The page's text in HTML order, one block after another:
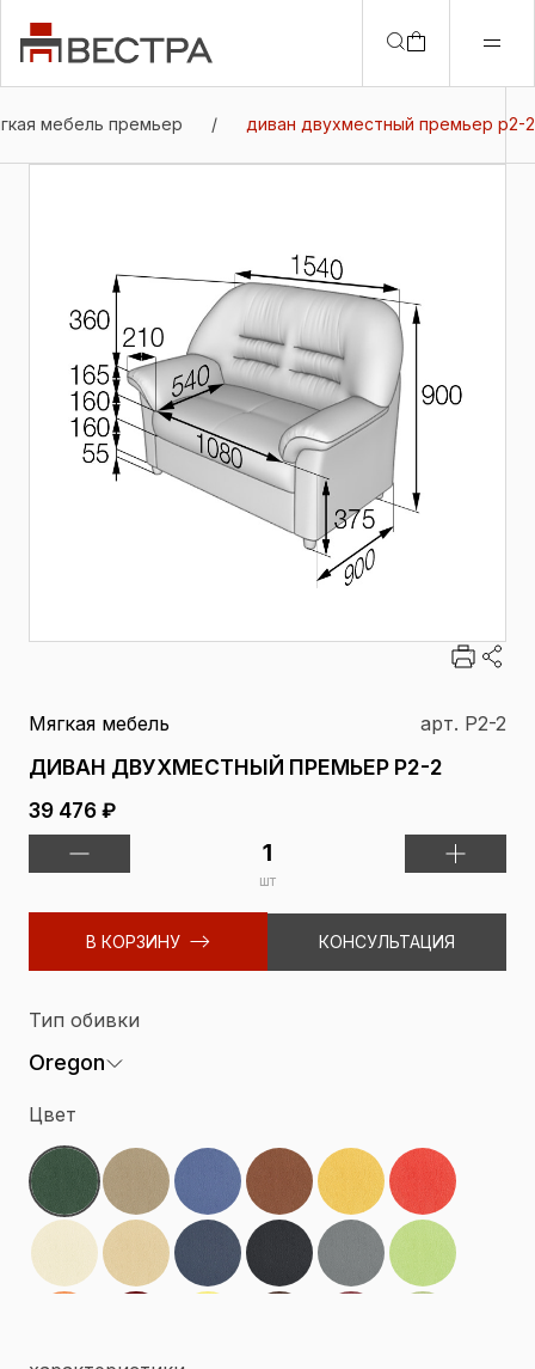
мебель премьер / диван двухместный премьер p2-2
Мягкая мебель арт. P2-2
ДИВАН ДВУХМЕСТНЫЙ ПРЕМЬЕР P2-2
39 476 ₽
шт
В КОРЗИНУ КОНСУЛЬТАЦИЯ
Тип обивки
Oregon
Цвет